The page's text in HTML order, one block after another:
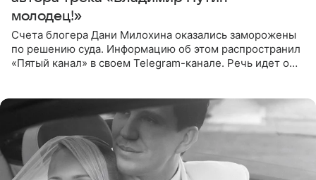
молодец!»
Счета блогера Дани Милохина оказались заморожены
по решению суда. Информацию об этом распространил
«Пятый канал» в своем Telegram-канале. Речь идет о